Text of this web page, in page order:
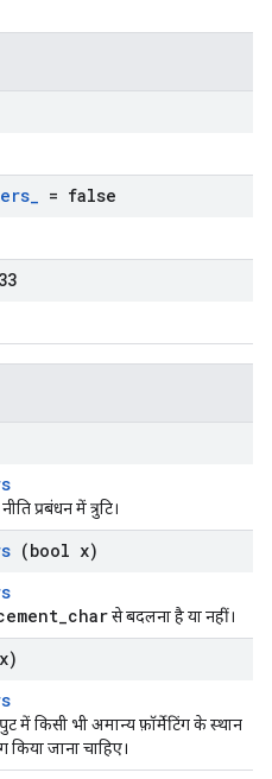
_ = false
प्रबंधन में त्रुटि।
(bool x)
से बदलना है या नहीं।
में किसी भी अमान्य फ़ॉर्मेटिंग के स्थान
किया जाना चाहिए।